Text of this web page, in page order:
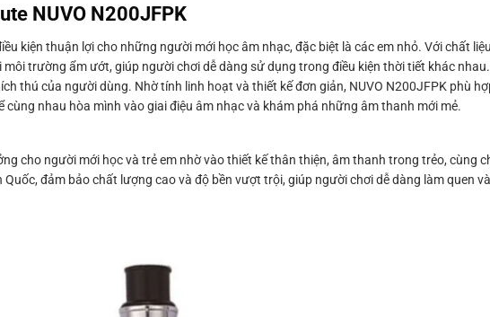
NUVO N200JFPK
kiện thuận lợi cho những người mới học âm nhạc, đặc biệt là các em nhỏ. Với chất
trường ẩm ướt, giúp người chơi dễ dàng sử dụng trong điều kiện thời tiết khác
thú của người dùng. Nhờ tính linh hoạt và thiết kế đơn giản, NUVO N200JFPK phù
nhau hòa mình vào giai điệu âm nhạc và khám phá những âm thanh mới mẻ.
cho người mới học và trẻ em nhờ vào thiết kế thân thiện, âm thanh trong trẻo, cùng
đảm bảo chất lượng cao và độ bền vượt trội, giúp người chơi dễ dàng làm quen